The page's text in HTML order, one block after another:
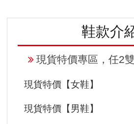
鞋款介
現貨特價專區，任2
現貨特價【女鞋】
現貨特價【男鞋】